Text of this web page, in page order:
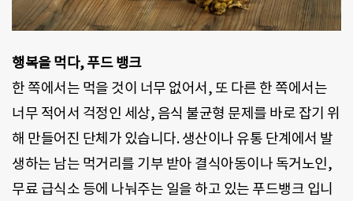
행복을 먹다, 푸드 뱅크
한 쪽에서는 먹을 것이 너무 없어서, 또 다른 한 쪽에서는
너무 적어서 걱정인 세상, 음식 불균형 문제를 바로 잡기 위
해 만들어진 단체가 있습니다. 생산이나 유통 단계에서 발
생하는 남는 먹거리를 기부 받아 결식아동이나 독거노인,
무료 급식소 등에 나눠주는 일을 하고 있는 푸드뱅크 입니